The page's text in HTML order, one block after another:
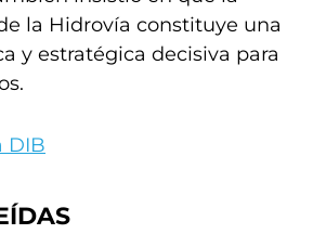
la Hidrovía constituye una
y estratégica decisiva para
DIB